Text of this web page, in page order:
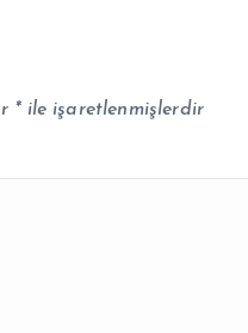
*ile işaretlenmişlerdir